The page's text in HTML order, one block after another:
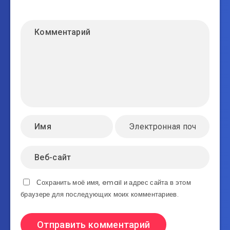
Сохранить моё имя, email и адрес сайта в этом
браузере для последующих моих комментариев.